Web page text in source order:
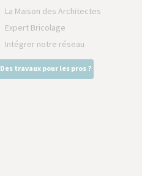
La Maison des Architectes
Expert Bricolage
Intégrer notre réseau
Des travaux pour les pros ?